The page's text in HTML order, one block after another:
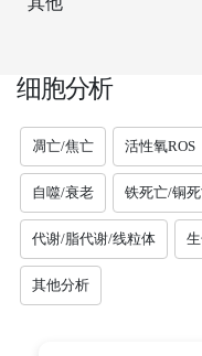
细胞分析
凋亡/焦亡 活性氧ROS
自噬/衰老 铁死亡/铜
代谢/脂代谢/线粒体
其他分析